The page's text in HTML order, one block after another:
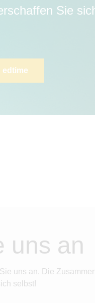
Sie
edtime
uns an
uns an. Die
selbst!